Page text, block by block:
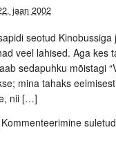
jaan 2002
seotud
veel lahised. Aga kes
sedapuhku mõistagi
mina tahaks
nii […]
Kommenteerimine suletud